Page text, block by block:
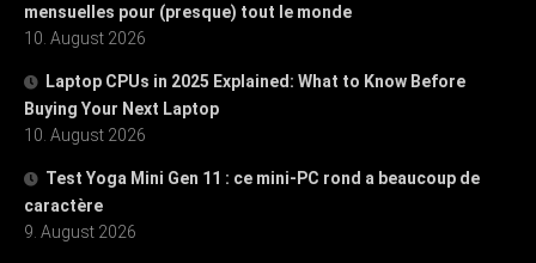
mensuelles pour (presque) tout le monde
10. August 2026
Laptop CPUs in 2025 Explained: What to Know Before
Buying Your Next Laptop
10. August 2026
Test Yoga Mini Gen 11 : ce mini-PC rond a beaucoup de
caractère
9. August 2026